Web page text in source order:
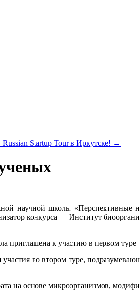
Startup Tour в Иркутске! →
научной школы «Перспективные
конкурса — Институт
приглашена к участию в первом
во втором туре,
на основе микроорганизмов,